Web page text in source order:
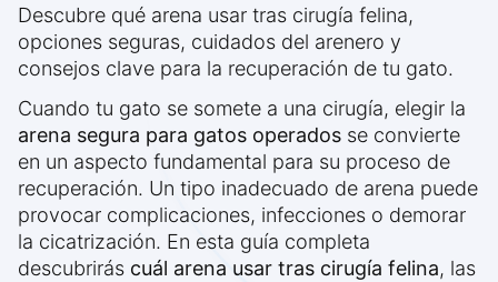
Descubre qué arena usar tras cirugía felina,
opciones seguras, cuidados del arenero y
consejos clave para la recuperación de tu gato.
Cuando tu gato se somete a una cirugía, elegir la
arena segura para gatos operados se convierte
en un aspecto fundamental para su proceso de
recuperación. Un tipo inadecuado de arena puede
provocar complicaciones, infecciones o demorar
la cicatrización. En esta guía completa
descubrirás cuál arena usar tras cirugía felina, las